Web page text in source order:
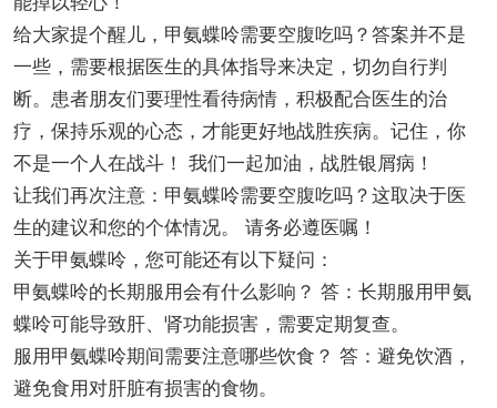
给大家提个醒儿，甲氨蝶呤需要空腹吃吗？答案并不是
一些，需要根据医生的具体指导来决定，切勿自行判
断。患者朋友们要理性看待病情，积极配合医生的治
疗，保持乐观的心态，才能更好地战胜疾病。记住，你
不是一个人在战斗！ 我们一起加油，战胜银屑病！
让我们再次注意：甲氨蝶呤需要空腹吃吗？这取决于医
生的建议和您的个体情况。 请务必遵医嘱！
关于甲氨蝶呤，您可能还有以下疑问：
甲氨蝶呤的长期服用会有什么影响？ 答：长期服用甲氨
蝶呤可能导致肝、肾功能损害，需要定期复查。
服用甲氨蝶呤期间需要注意哪些饮食？ 答：避免饮酒，
避免食用对肝脏有损害的食物。